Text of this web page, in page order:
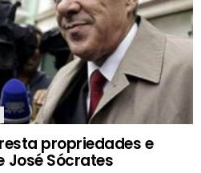
propriedades e
José Sócrates